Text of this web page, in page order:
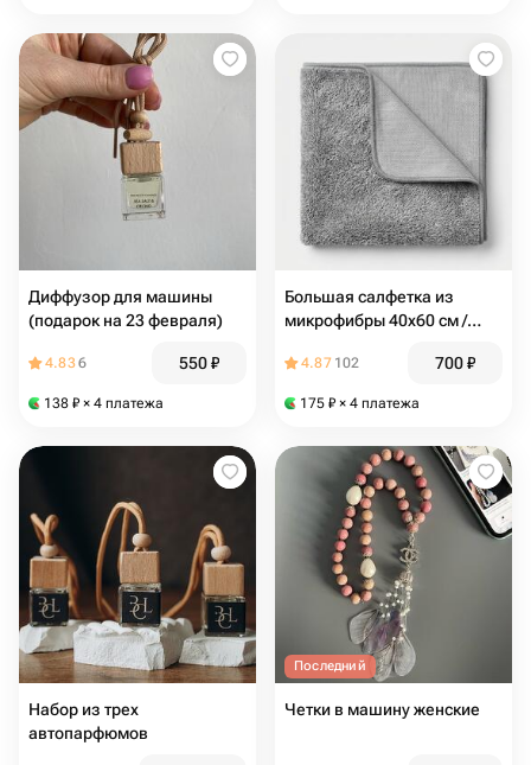
Диффузор для машины
(подарок на 23 февраля)
4.836 550₽
138 ₽ × 4 платежа
Большая салфетка из
микрофибры 40х60 см /
дома и стекол / Серый
4.87 102 700₽
175 ₽ × 4 платежа
Набор из трех
автопарфюмов
Последний
Четки в машину женские